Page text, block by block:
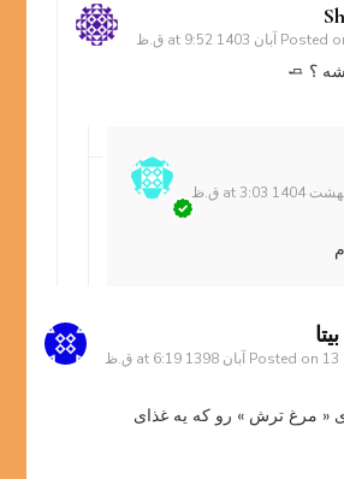
Posted
؟ 🧈
بیتا
Posted on 13 آبان 1398 at 6:19 ق.ظ
« مرغ ترش » رو که یه غذای